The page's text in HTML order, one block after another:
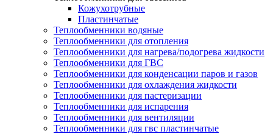
Кожухотрубные
Пластинчатые
Теплообменники водяные
Теплообменники для отопления
Теплообменники для нагрева/подогрева жидкости
Теплообменники для ГВС
Теплообменники для конденсации паров и газов
Теплообменники для охлаждения жидкости
Теплообменники для пастеризации
Теплообменники для испарения
Теплообменники для вентиляции
Теплообменники для гвс пластинчатые